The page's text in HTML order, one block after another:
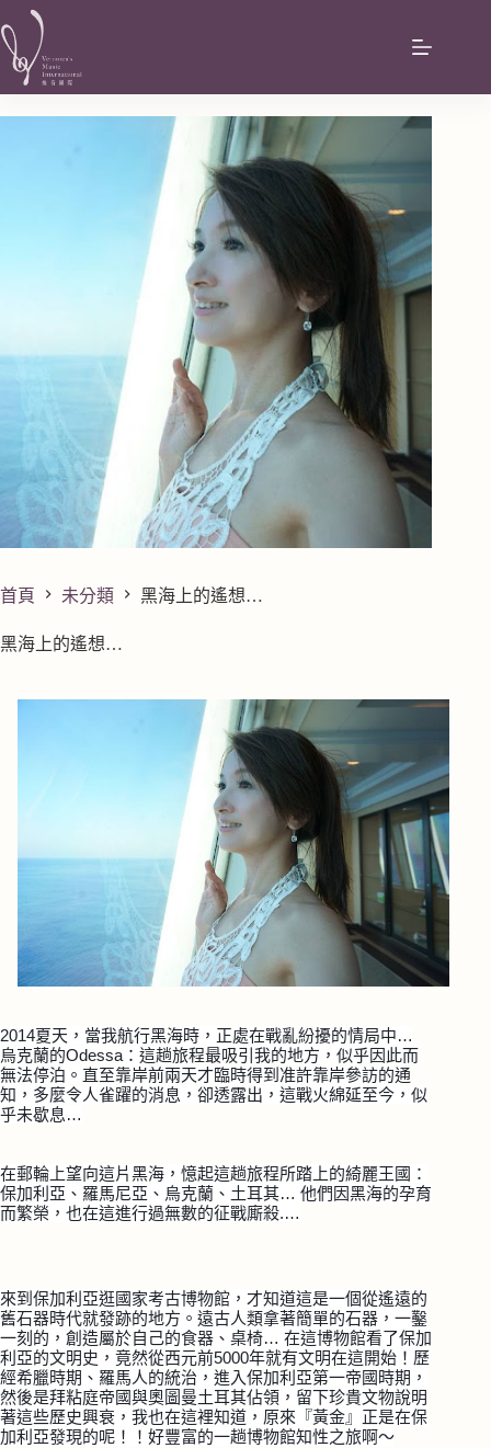
首頁 未分類 黑海上的遙想…
黑海上的遙想…
2014夏天，當我航行黑海時，正處在戰亂紛擾的情局中…
烏克蘭的Odessa：這趟旅程最吸引我的地方，似乎因此而
無法停泊。直至靠岸前兩天才臨時得到准許靠岸參訪的通
知，多麼令人雀躍的消息，卻透露出，這戰火綿延至今，似
乎未歇息…
在郵輪上望向這片黑海，憶起這趟旅程所踏上的綺麗王國：
保加利亞、羅馬尼亞、烏克蘭、土耳其… 他們因黑海的孕育
而繁榮，也在這進行過無數的征戰廝殺.…
來到保加利亞逛國家考古博物館，才知道這是一個從遙遠的
舊石器時代就發跡的地方。遠古人類拿著簡單的石器，一鑿
一刻的，創造屬於自己的食器、桌椅… 在這博物館看了保加
利亞的文明史，竟然從西元前5000年就有文明在這開始！歷
經希臘時期、羅馬人的統治，進入保加利亞第一帝國時期，
然後是拜粘庭帝國與奧圖曼土耳其佔領，留下珍貴文物說明
著這些歷史興衰，我也在這裡知道，原來『黃金』正是在保
加利亞發現的呢！！好豐富的一趟博物館知性之旅啊～